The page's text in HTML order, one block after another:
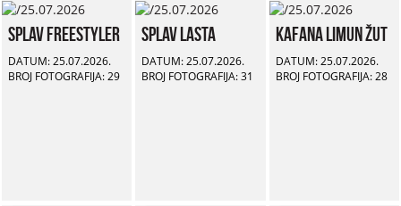
Splav Freestyler
DATUM: 25.07.2026.
BROJ FOTOGRAFIJA: 29
Splav Lasta
DATUM: 25.07.2026.
BROJ FOTOGRAFIJA: 31
Kafana Limun Žut
DATUM: 25.07.2026.
BROJ FOTOGRAFIJA: 28